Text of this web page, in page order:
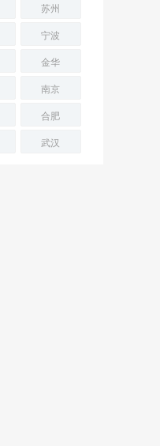
苏州
宁波
金华
南京
合肥
武汉